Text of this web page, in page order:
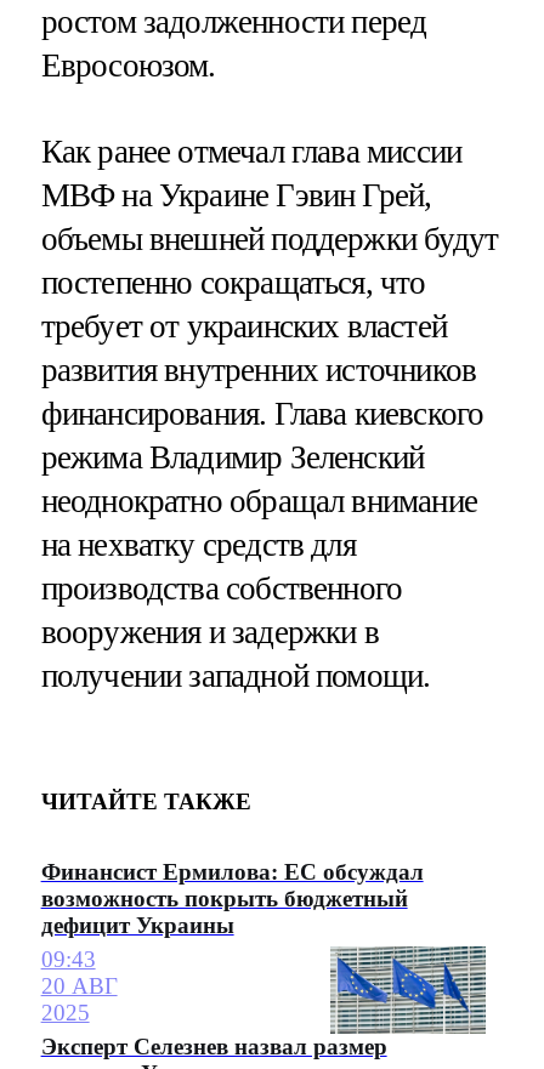
ростом задолженности перед
Евросоюзом.
Как ранее отмечал глава миссии
МВФ на Украине Гэвин Грей,
объемы внешней поддержки будут
постепенно сокращаться, что
требует от украинских властей
развития внутренних источников
финансирования. Глава киевского
режима Владимир Зеленский
неоднократно обращал внимание
на нехватку средств для
производства собственного
вооружения и задержки в
получении западной помощи.
ЧИТАЙТЕ ТАКЖЕ
Финансист Ермилова: ЕС обсуждал
возможность покрыть бюджетный
дефицит Украины
09:43
20 АВГ
2025
Эксперт Селезнев назвал размер